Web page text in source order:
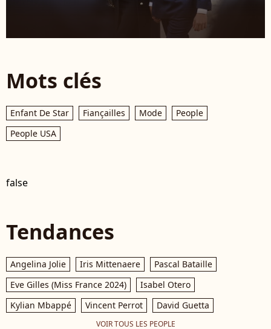
Mots clés
Enfant De Star Fiançailles Mode
People
People USA
false
Tendances
Angelina Jolie Iris Mittenaere
Pascal Bataille
Eve Gilles (Miss France 2024)
Isabel Otero
Kylian Mbappé
Vincent Perrot David Guetta
VOIR TOUS LES PEOPLE